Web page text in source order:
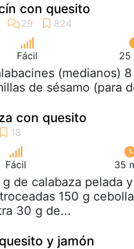
con quesito
Fácil 25
(medianos)
de sésamo (para
con quesito
Fácil 35
de calabaza pelada
150 g
30 g de...
y jamón